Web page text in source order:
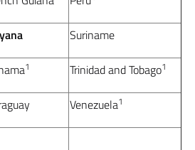
Suriname
1 Trinidad and Tobago1
Venezuela1